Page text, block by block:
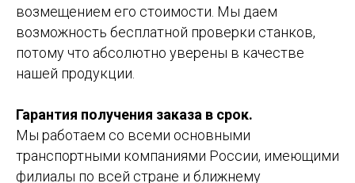
возмещением его стоимости. Мы даем
возможность бесплатной проверки станков,
потому что абсолютно уверены в качестве
нашей продукции.
Гарантия получения заказа в срок.
Мы работаем со всеми основными
транспортными компаниями России, имеющими
филиалы по всей стране и ближнему